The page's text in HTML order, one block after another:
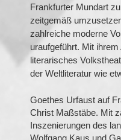
Frankfurter Mundart
zeitgemäß
zahlreiche moderne
uraufgeführt. Mit
literarisches
der Weltliteratur wie
Goethes Urfaust auf
Christ Maßstäbe. Mit
Inszenierungen des